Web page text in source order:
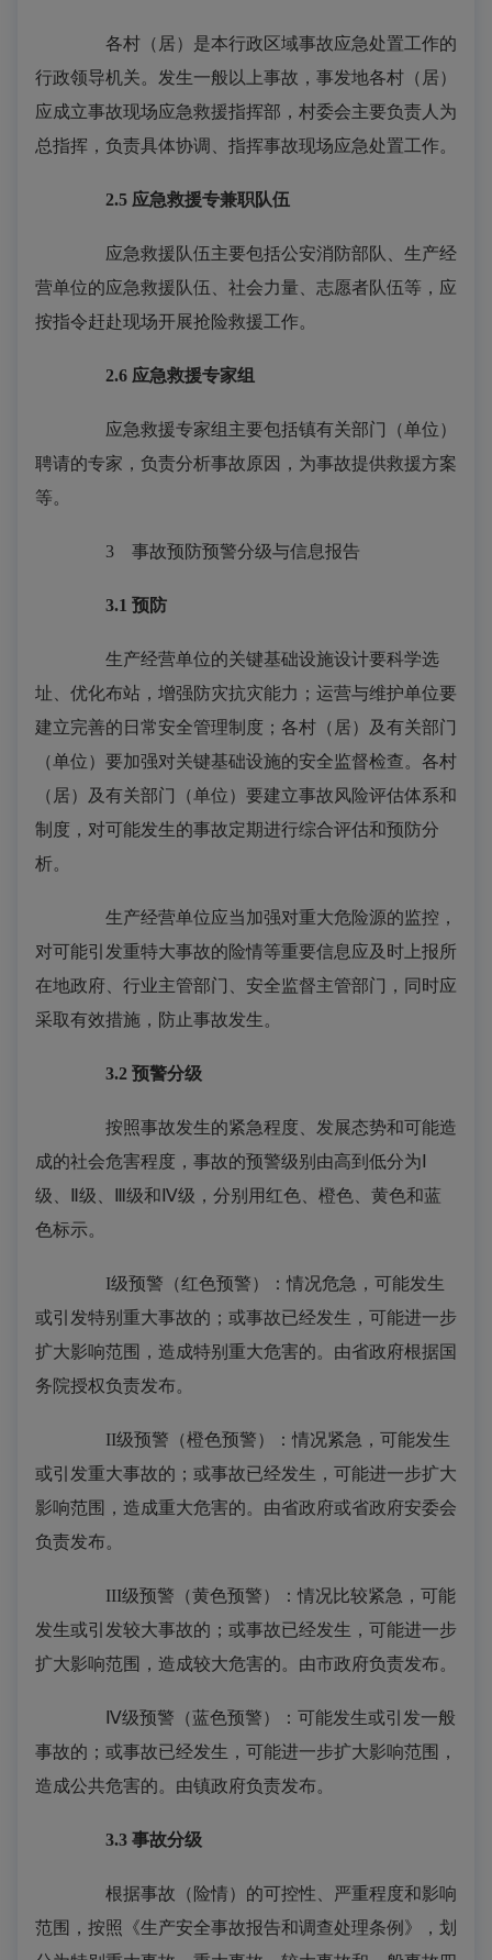
各村（居）是本行政区域事故应急处置工作的
行政领导机关。发生一般以上事故，事发地各村（居）
应成立事故现场应急救援指挥部，村委会主要负责人为
总指挥，负责具体协调、指挥事故现场应急处置工作。
2.5 应急救援专兼职队伍
应急救援队伍主要包括公安消防部队、生产经
营单位的应急救援队伍、社会力量、志愿者队伍等，应
按指令赶赴现场开展抢险救援工作。
2.6 应急救援专家组
应急救援专家组主要包括镇有关部门（单位）
聘请的专家，负责分析事故原因，为事故提供救援方案
等。
3 事故预防预警分级与信息报告
3.1 预防
生产经营单位的关键基础设施设计要科学选
址、优化布站，增强防灾抗灾能力；运营与维护单位要
建立完善的日常安全管理制度；各村（居）及有关部门
（单位）要加强对关键基础设施的安全监督检查。各村
（居）及有关部门（单位）要建立事故风险评估体系和
制度，对可能发生的事故定期进行综合评估和预防分
析。
生产经营单位应当加强对重大危险源的监控，
对可能引发重特大事故的险情等重要信息应及时上报所
在地政府、行业主管部门、安全监督主管部门，同时应
采取有效措施，防止事故发生。
3.2 预警分级
按照事故发生的紧急程度、发展态势和可能造
成的社会危害程度，事故的预警级别由高到低分为Ⅰ
级、Ⅱ级、Ⅲ级和Ⅳ级，分别用红色、橙色、黄色和蓝
色标示。
I级预警（红色预警）：情况危急，可能发生
或引发特别重大事故的；或事故已经发生，可能进一步
扩大影响范围，造成特别重大危害的。由省政府根据国
务院授权负责发布。
II级预警（橙色预警）：情况紧急，可能发生
或引发重大事故的；或事故已经发生，可能进一步扩大
影响范围，造成重大危害的。由省政府或省政府安委会
负责发布。
III级预警（黄色预警）：情况比较紧急，可能
发生或引发较大事故的；或事故已经发生，可能进一步
扩大影响范围，造成较大危害的。由市政府负责发布。
Ⅳ级预警（蓝色预警）：可能发生或引发一般
事故的；或事故已经发生，可能进一步扩大影响范围，
造成公共危害的。由镇政府负责发布。
3.3 事故分级
根据事故（险情）的可控性、严重程度和影响
范围，按照《生产安全事故报告和调查处理条例》，划